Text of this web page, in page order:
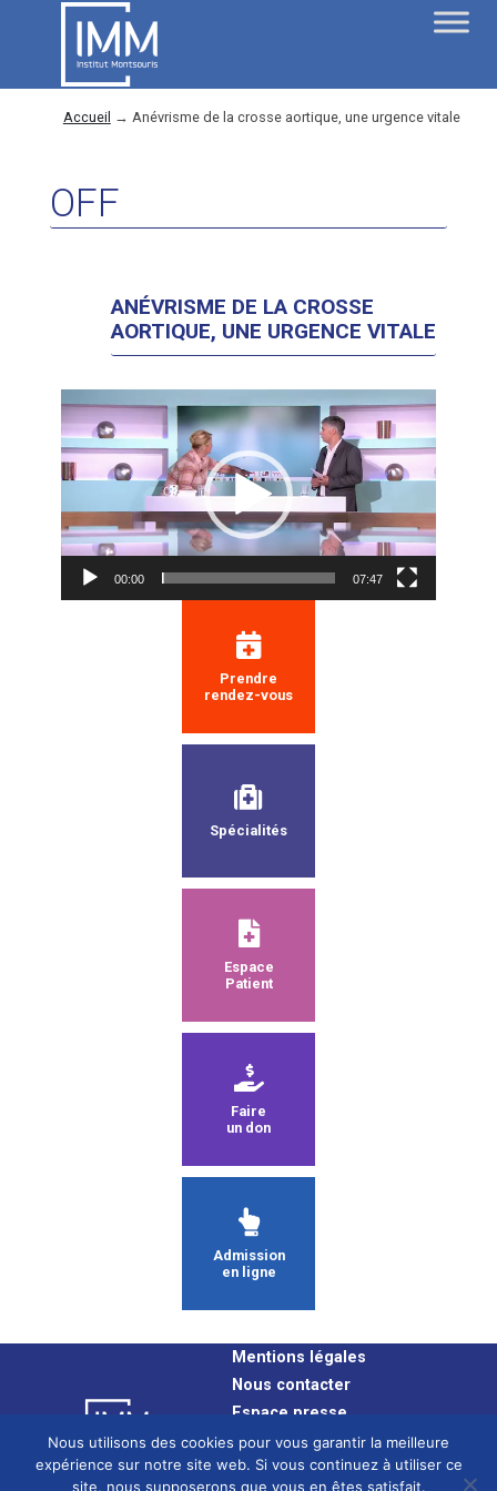
Accueil → Anévrisme de la crosse aortique, une urgence vitale
OFF
ANÉVRISME DE LA CROSSE
AORTIQUE, UNE URGENCE VITALE
Lecteur
vidéo
00:00 07:47
Prendre
rendez-vous
Spécialités
Espace
Patient
Faire
un don
Admission
en ligne
Mentions légales
Nous contacter
Espace presse
Plan du site
Confidentialité
Nous utilisons des cookies pour vous garantir la meilleure
expérience sur notre site web. Si vous continuez à utiliser ce
site, nous supposerons que vous en êtes satisfait.